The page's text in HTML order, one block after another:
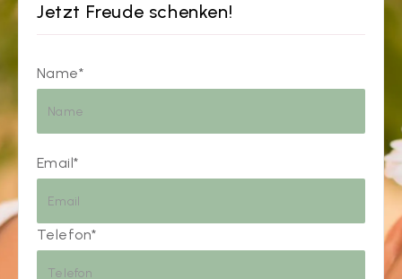
Jetzt Freude schenken!
Name*
Email*
Telefon*